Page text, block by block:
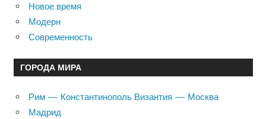
Новое время
Модерн
Современность
ГОРОДА МИРА
Рим — Константинополь Византия — Москва
Мадрид